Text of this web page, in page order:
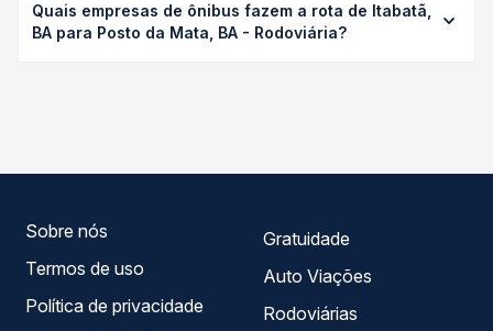
duração exata de cada opção na data desejada.
da Mata, BA - Rodoviária custa em média não identificado
e varia conforme a data da viagem, a empresa, o tipo de
Quais empresas de ônibus fazem a rota de Itabatã,
BA para Posto da Mata, BA - Rodoviária?
Sobre nós
Termos de uso
Política de privacidade
Gratuidade
Auto Viações
Rodoviárias